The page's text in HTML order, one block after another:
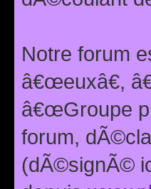
Notre forum
â€œeuxâ€,
â€œGroupe
forum,
(dÃ©signÃ©